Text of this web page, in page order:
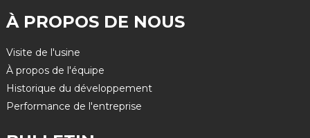
À PROPOS DE NOUS
Visite de l'usine
À propos de l'équipe
Historique du développement
Performance de l'entreprise